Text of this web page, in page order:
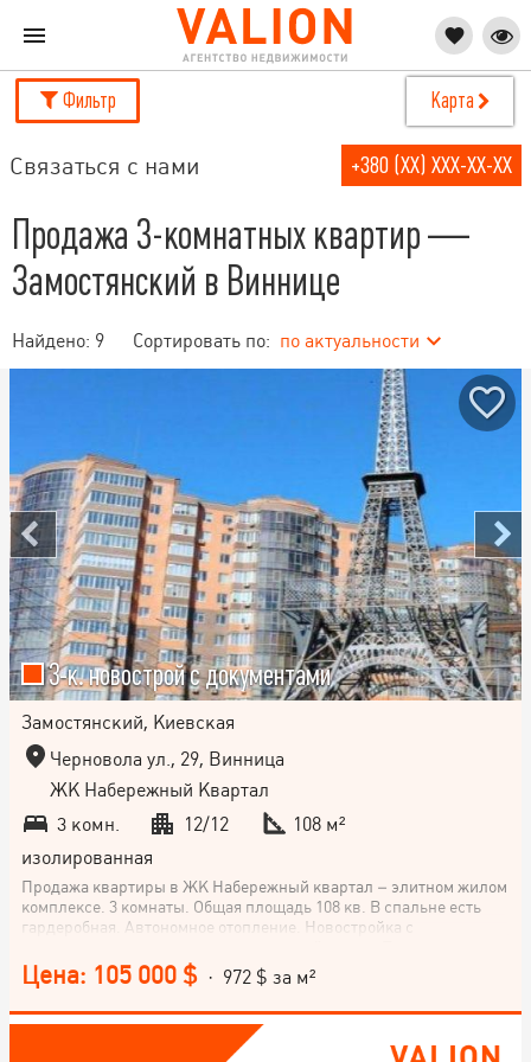
Фильтр Карта
Связаться с нами +380 (XX) XXX-XX-XX
Продажа 3-комнатных квартир —
Замостянский в Виннице
Найдено: 9 Сортировать по: по актуальности
3-к. новострой с документами
Замостянский, Киевская
Черновола ул., 29, Винница
ЖК Набережный Квартал
3 комн.
12/12
108 м²
изолированная
Продажа квартиры в ЖК Набережный квартал – элитном жилом
комплексе. 3 комнаты. Общая площадь 108 кв. В спальне есть
гардеробная. Автономное отопление. Новостройка с
Оселя.
Цена: 105 000 $ · 972 $ за м²